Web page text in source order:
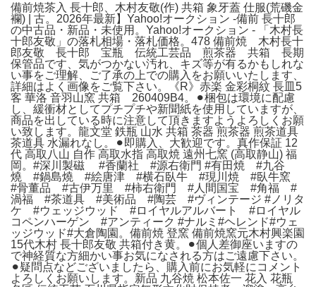
備前焼茶入 長十郎、木村友敬(作) 共箱 象牙蓋 仕服(荒磯金
襴) | 古。2026年最新】Yahoo!オークション -備前 長十郎
の中古品・新品・未使用。Yahoo!オークション - 「木村長
十郎友敬」の落札相場・落札価格。478 備前焼 木村長十
郎友敬 長十郎 宝瓶 伝統工芸品 煎茶器 共箱 長期
保管品です、気がつかない汚れ、キズ等が有るかもしれな
い事をご理解、ご了承の上での購入をお願いいたします、
詳細はよく画像をご覧下さい。《R》赤楽 金彩桐紋 長皿5
客 華洛 音羽山窯 共箱 260409B4。⚫︎梱包は環境に配慮
し、緩衝材としてプチプチや新聞紙を使用していますが、
商品を出している時に注意して頂きますようよろしくお願
い致します。龍文堂 鉄瓶 山水 共箱 茶器 煎茶器 煎茶道具
茶道具 水漏れなし。⚫︎即購入、大歓迎です。真作保証 12
代 高取八山 自作 高取水指 高取焼 遠州七窯 (高取静山) 福
岡。#深川製磁 #香蘭社 #源右衛門 #有田焼 #九谷
燒 #鍋島燒 #絵唐津 #横石臥牛 #現川焼 #臥牛窯
#骨董品 #古伊万里 #柿右衛門 #人間国宝 #角福 #
渦福 #茶道具 #美術品 #陶芸 #ヴィンテージ #ノリタ
ケ #ウェッジウッド #ロイヤルアルバート #ロイヤル
コペンハーゲン #アンティーク #ナルミ#ヘレンド#ウェ
ッジウッド#大倉陶園。備前焼 登窯 備前焼窯元木村興楽園
15代木村 長十郎友敬 共箱付き黄。⚫︎個人差御座いますの
で神経質な方細かい事お気になされる方はご遠慮下さい。
⚫︎疑問点などございましたら、購入前にお気軽にコメント
よろしくお願いします。新品 九谷焼 松本佐一 花入 花瓶